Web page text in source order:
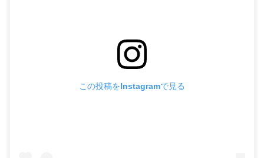
この投稿をInstagramで見る